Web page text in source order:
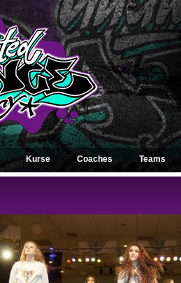
Kurse Coaches Teams